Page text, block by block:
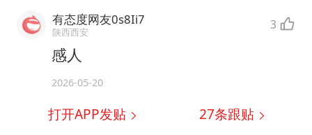
有态度网友0s8Ii7
陕西西安 3
感人
2026-05-20
打开APP发贴 27条跟贴